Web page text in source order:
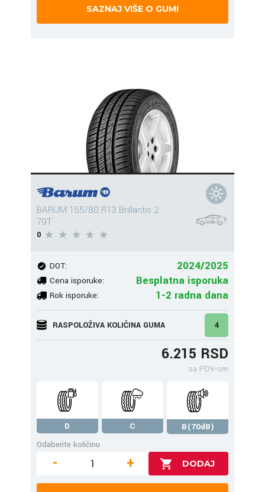
SAZNAJ VIŠE O GUMI
BARUM 155/80 R13 Brillantis 2
79T
0
DOT: 2024/2025
Cena isporuke: Besplatna isporuka
Rok isporuke: 1-2 radna dana
RASPOLOŽIVA KOLIČINA GUMA 4
6.215 RSD
sa PDV-om
D C
B(70dB)
Odaberite količinu
- +